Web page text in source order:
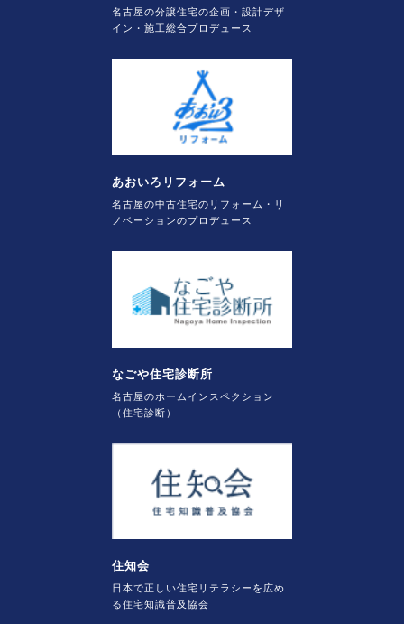
名古屋の分譲住宅の企画・設計デザ
イン・施工総合プロデュース
あおいろリフォーム
名古屋の中古住宅のリフォーム・リ
ノベーションのプロデュース
なごや住宅診断所
名古屋のホームインスペクション
（住宅診断）
住知会
日本で正しい住宅リテラシーを広め
る住宅知識普及協会